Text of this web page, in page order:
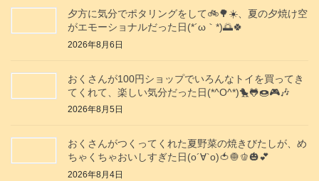
夕方に気分でポタリングをして🚲️🌳☀️、夏の夕焼け空
がエモーショナルだった日(⁠*⁠´⁠ω⁠｀⁠*⁠)🌅🍀
2026年8月6日
おくさんが100円ショップでいろんなトイを買ってき
てくれて、楽しい気分だった日(*^O^*)🐤🐸🍩🎮️🎶
2026年8月5日
おくさんがつくってくれた夏野菜の焼きびたしが、め
ちゃくちゃおいしすぎた日(о´∀`о)🍅🧅🫑🎃💕
2026年8月4日